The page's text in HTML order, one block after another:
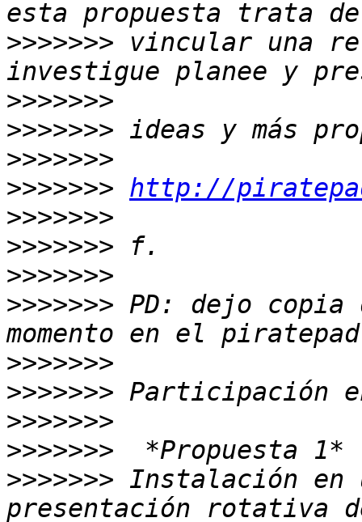
>>>>>>> vincular una
>>>>>>>
>>>>>>>
>>>>>>>
>>>>>>> http://
>>>>>>>
>>>>>>>
>>>>>>>
>>>>>>> PD: dejo
>>>>>>>
>>>>>>>
>>>>>>>
>>>>>>>
>>>>>>> Instalación en